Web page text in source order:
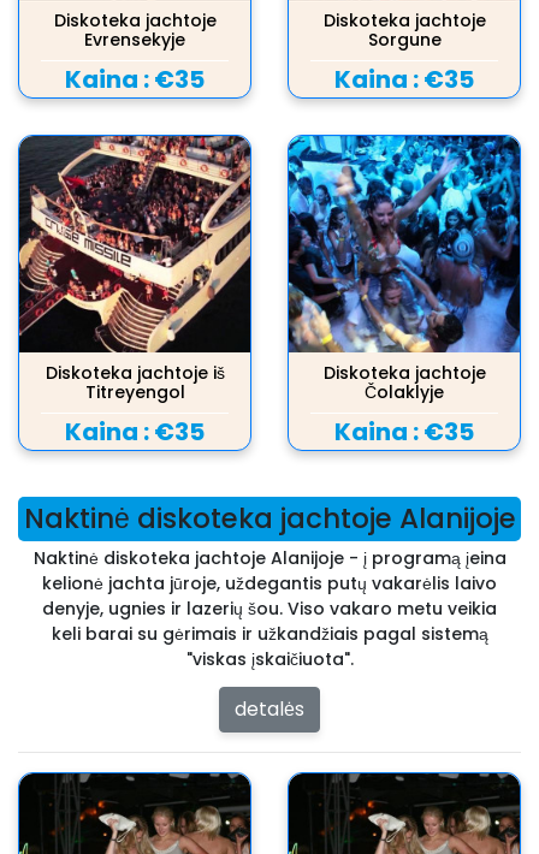
Diskoteka jachtoje
Evrensekyje
Kaina :€35
Diskoteka jachtoje
Sorgune
Kaina :€35
Diskoteka jachtoje iš
Titreyengol
Kaina :€35
Diskoteka jachtoje
Čolaklyje
Kaina :€35
Naktinė diskoteka jachtoje Alanijoje
Naktinė diskoteka jachtoje Alanijoje - į programą įeina
kelionė jachta jūroje, uždegantis putų vakarėlis laivo
denyje, ugnies ir lazerių šou. Viso vakaro metu veikia
keli barai su gėrimais ir užkandžiais pagal sistemą
"viskas įskaičiuota".
detalės